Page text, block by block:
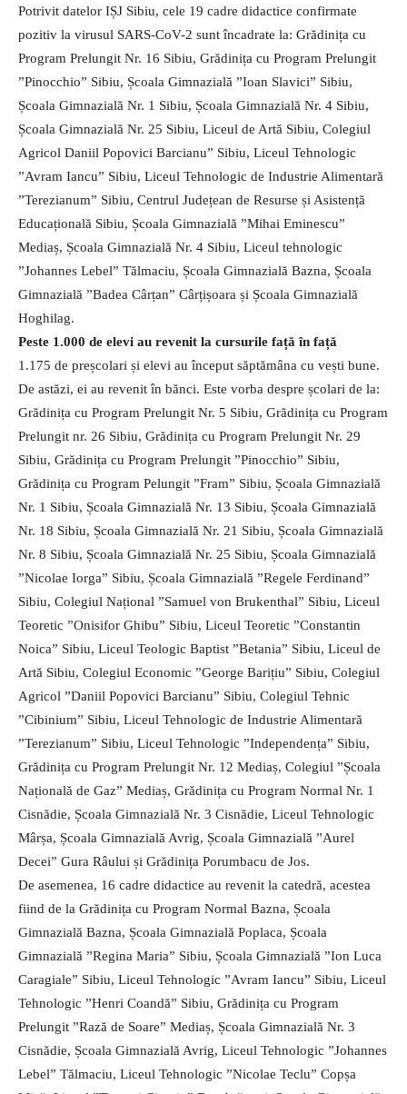
Potrivit datelor IȘJ Sibiu, cele 19 cadre didactice confirmate
pozitiv la virusul SARS-CoV-2 sunt încadrate la: Grădinița cu
Program Prelungit Nr. 16 Sibiu, Grădinița cu Program Prelungit
”Pinocchio” Sibiu, Școala Gimnazială ”Ioan Slavici” Sibiu,
Școala Gimnazială Nr. 1 Sibiu, Școala Gimnazială Nr. 4 Sibiu,
Școala Gimnazială Nr. 25 Sibiu, Liceul de Artă Sibiu, Colegiul
Agricol Daniil Popovici Barcianu” Sibiu, Liceul Tehnologic
”Avram Iancu” Sibiu, Liceul Tehnologic de Industrie Alimentară
”Terezianum” Sibiu, Centrul Județean de Resurse și Asistență
Educațională Sibiu, Școala Gimnazială ”Mihai Eminescu”
Mediaș, Școala Gimnazială Nr. 4 Sibiu, Liceul tehnologic
”Johannes Lebel” Tălmaciu, Școala Gimnazială Bazna, Școala
Gimnazială ”Badea Cârțan” Cârțișoara și Școala Gimnazială
Hoghilag.
Peste 1.000 de elevi au revenit la cursurile față în față
1.175 de preșcolari și elevi au început săptămâna cu vești bune.
De astăzi, ei au revenit în bănci. Este vorba despre școlari de la:
Grădinița cu Program Prelungit Nr. 5 Sibiu, Grădinița cu Program
Prelungit nr. 26 Sibiu, Grădinița cu Program Prelungit Nr. 29
Sibiu, Grădinița cu Program Prelungit ”Pinocchio” Sibiu,
Grădinița cu Program Pelungit ”Fram” Sibiu, Școala Gimnazială
Nr. 1 Sibiu, Școala Gimnazială Nr. 13 Sibiu, Școala Gimnazială
Nr. 18 Sibiu, Școala Gimnazială Nr. 21 Sibiu, Școala Gimnazială
Nr. 8 Sibiu, Școala Gimnazială Nr. 25 Sibiu, Școala Gimnazială
”Nicolae Iorga” Sibiu, Școala Gimnazială ”Regele Ferdinand”
Sibiu, Colegiul Național ”Samuel von Brukenthal” Sibiu, Liceul
Teoretic ”Onisifor Ghibu” Sibiu, Liceul Teoretic ”Constantin
Noica” Sibiu, Liceul Teologic Baptist ”Betania” Sibiu, Liceul de
Artă Sibiu, Colegiul Economic ”George Barițiu” Sibiu, Colegiul
Agricol ”Daniil Popovici Barcianu” Sibiu, Colegiul Tehnic
”Cibinium” Sibiu, Liceul Tehnologic de Industrie Alimentară
”Terezianum” Sibiu, Liceul Tehnologic ”Independența” Sibiu,
Grădinița cu Program Prelungit Nr. 12 Mediaș, Colegiul ”Școala
Națională de Gaz” Mediaș, Grădinița cu Program Normal Nr. 1
Cisnădie, Școala Gimnazială Nr. 3 Cisnădie, Liceul Tehnologic
Mârșa, Școala Gimnazială Avrig, Școala Gimnazială ”Aurel
Decei” Gura Râului și Grădinița Porumbacu de Jos.
De asemenea, 16 cadre didactice au revenit la catedră, acestea
fiind de la Grădinița cu Program Normal Bazna, Școala
Gimnazială Bazna, Școala Gimnazială Poplaca, Școala
Gimnazială ”Regina Maria” Sibiu, Școala Gimnazială ”Ion Luca
Caragiale” Sibiu, Liceul Tehnologic ”Avram Iancu” Sibiu, Liceul
Tehnologic ”Henri Coandă” Sibiu, Grădinița cu Program
Prelungit ”Rază de Soare” Mediaș, Școala Gimnazială Nr. 3
Cisnădie, Școala Gimnazială Avrig, Liceul Tehnologic ”Johannes
Lebel” Tălmaciu, Liceul Tehnologic ”Nicolae Teclu” Copșa